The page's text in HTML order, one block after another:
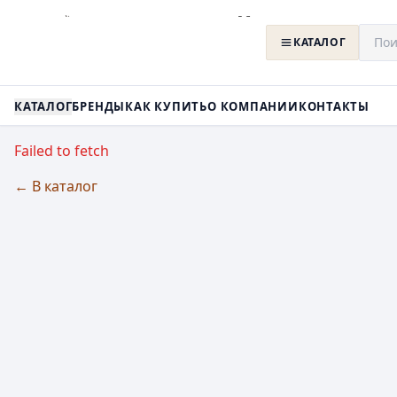
КАТАЛОГ
КАТАЛОГБРЕНДЫКАК КУПИТЬО КОМПАНИИКОНТАКТЫ
Failed to fetch
← В каталог